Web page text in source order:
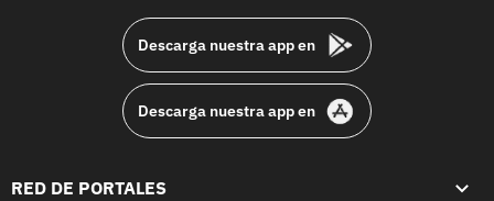
Descarga nuestra app en
Descarga nuestra app en
RED DE PORTALES